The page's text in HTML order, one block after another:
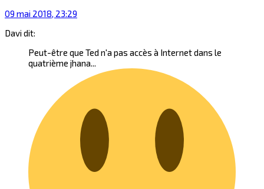
09 mai 2018, 23:29
Davi dit:
Peut-être que Ted n'a pas accès à Internet dans le
quatrième jhana...